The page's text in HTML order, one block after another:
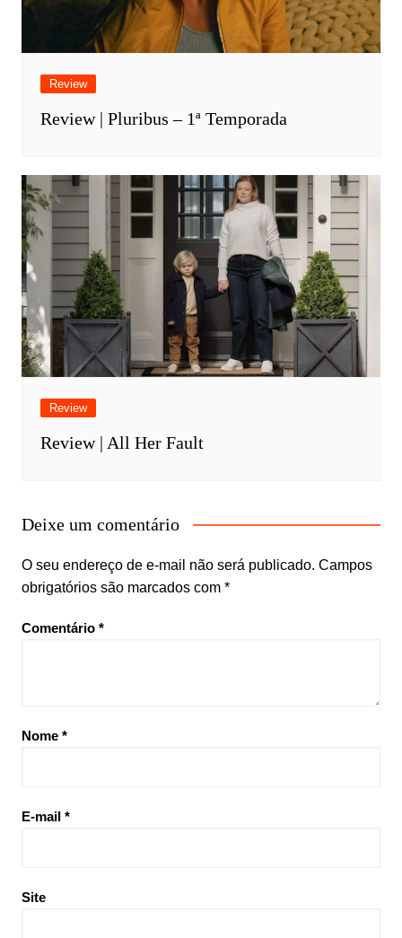
Review
Review | Pluribus – 1ª Temporada
Review
Review | All Her Fault
Deixe um comentário
O seu endereço de e-mail não será publicado. Campos
obrigatórios são marcados com *
Comentário *
Nome *
E-mail *
Site